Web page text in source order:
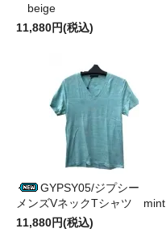
beige
11,880円(税込)
GYPSY05/ジプシー
メンズVネックTシャツ mint
11,880円(税込)